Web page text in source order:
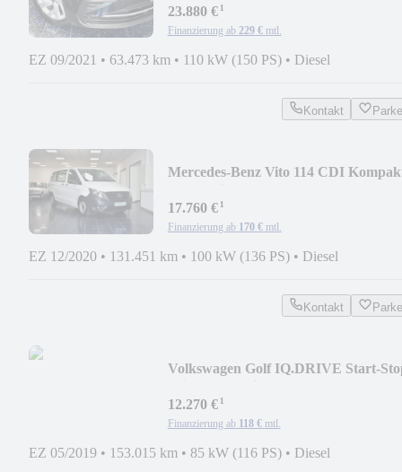
23.880 €¹
Finanzierung ab 229 € mtl.
EZ 09/2021 • 63.473 km • 110 kW (150 PS) • Diesel
Kontakt
Mercedes-Benz Vito 114 CDI
17.760 €¹
Finanzierung ab 170 € mtl.
EZ 12/2020 • 131.451 km • 100 kW (136 PS) • Diesel
Kontakt
Volkswagen Golf IQ.DRIVE Start-
12.270 €¹
Finanzierung ab 118 € mtl.
EZ 05/2019 • 153.015 km • 85 kW (116 PS) • Diesel